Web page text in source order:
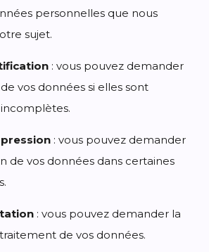
personnelles que nous
sujet.
: vous pouvez demander
vos données si elles sont
: vous pouvez demander
de vos données dans certaines
: vous pouvez demander la
de vos données.